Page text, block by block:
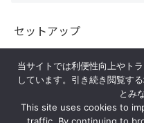
セットアップ
プログラム
当サイトでは利便性向上やト
しています。引き続き閲覧す
とみ
This site uses cookies to